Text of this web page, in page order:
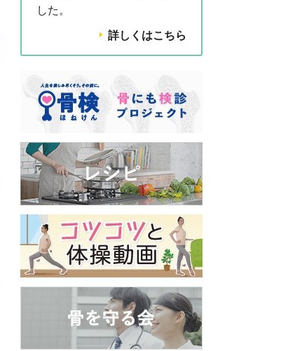
した。
詳しくはこちら